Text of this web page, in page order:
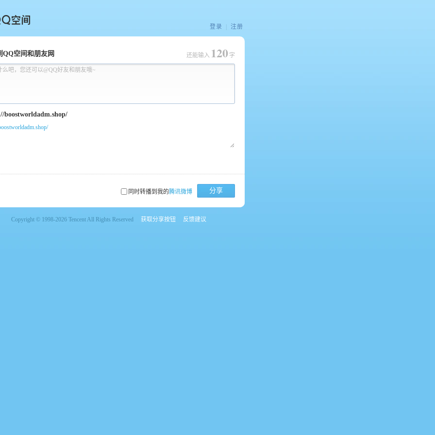
间
登录 注册
QQ空间和朋友网
么吧，您还可以@QQ好友和朋友哦~
还能输入 120 字
同时转播到我的腾讯微博 分享
Copyright © 1998-2026 Tencent All Rights Reserved 获取分享按钮 反馈建议